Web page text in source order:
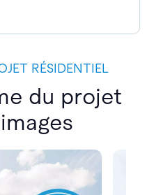
RÉSIDENTIEL
du projet